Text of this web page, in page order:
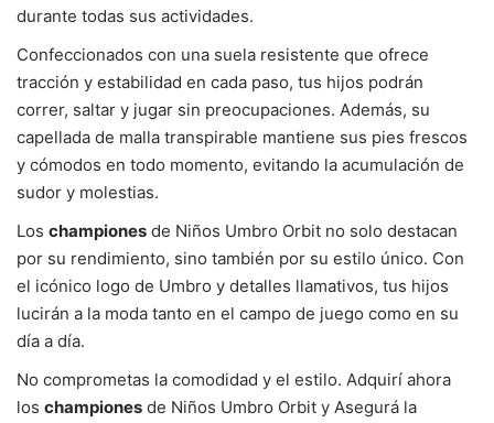
durante todas sus actividades.
Confeccionados con una suela resistente que ofrece
tracción y estabilidad en cada paso, tus hijos podrán
correr, saltar y jugar sin preocupaciones. Además, su
capellada de malla transpirable mantiene sus pies frescos
y cómodos en todo momento, evitando la acumulación de
sudor y molestias.
Los championes de Niños Umbro Orbit no solo destacan
por su rendimiento, sino también por su estilo único. Con
el icónico logo de Umbro y detalles llamativos, tus hijos
lucirán a la moda tanto en el campo de juego como en su
día a día.
No comprometas la comodidad y el estilo. Adquirí ahora
los championes de Niños Umbro Orbit y Asegurá la